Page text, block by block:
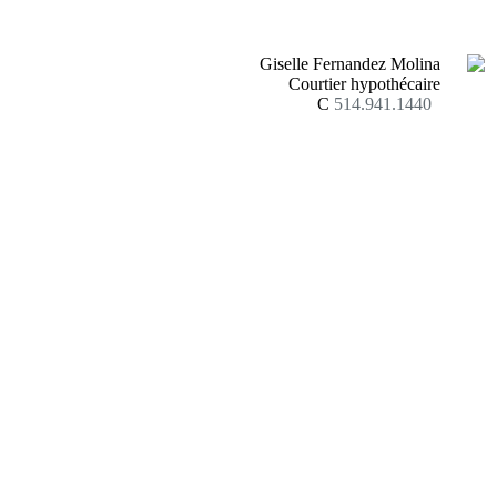
Giselle Fernandez Molina
Courtier hypothécaire
C 514.941.1440